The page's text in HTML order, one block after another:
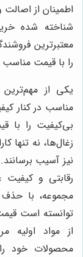
اطمینان از
شناخته شده
معتبرترین
را با قیمت
یکی از
مناسب در کنار
بی‌کیفیت را با
زغال‌ها، نه تنها
نیز آسیب برسانند.
رقابتی و
مجموعه، با
توانسته است
از مواد اولیه
محصولات خود